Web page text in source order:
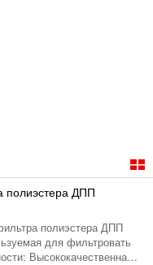
полиэстера ДПП
полиэстера ДПП
для фильтровать
Высококачественная,